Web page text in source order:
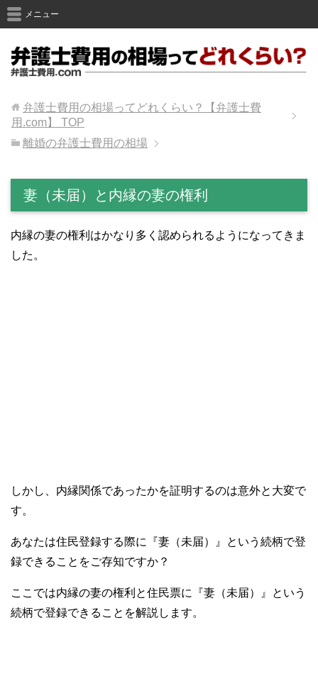
メニュー
弁護士費用の相場ってどれくらい？【弁護士費
用.com】
TOP
離婚の弁護士費用の相場
妻（未届）と内縁の妻の権利
内縁の妻の権利はかなり多く認められるようになってきま
した。
しかし、内縁関係であったかを証明するのは意外と大変で
す。
あなたは住民登録する際に『妻（未届）』という続柄で登
録できることをご存知ですか？
ここでは内縁の妻の権利と住民票に『妻（未届）』という
続柄で登録できることを解説します。